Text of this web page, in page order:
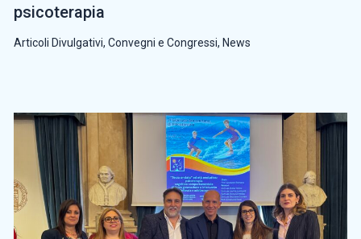
psicoterapia
Articoli Divulgativi, Convegni e Congressi, News